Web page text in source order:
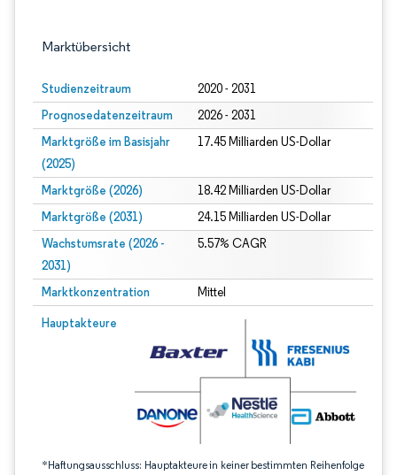
Marktübersicht
Studienzeitraum 2020 - 2031
Prognosedatenzeitraum 2026 - 2031
Marktgröße im Basisjahr
(2025)
17.45 Milliarden US-Dollar
Marktgröße (2026) 18.42 Milliarden US-Dollar
Marktgröße (2031) 24.15 Milliarden US-Dollar
Wachstumsrate (2026 -
2031)
5.57% CAGR
Marktkonzentration Mittel
Hauptakteure
*Haftungsausschluss: Hauptakteure in keiner bestimmten Reihenfolge
Bild © Mordor Intelligence. Wiederverwendung erfordert Namensnennung